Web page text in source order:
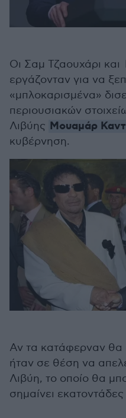
Οι Σαμ Τζαουχάρι
εργάζονταν για να
«μπλοκαρισμένα»
περιουσιακών
Λιβύης Μουαμάρ
κυβέρνηση.
Αν τα κατάφερναν θα
ήταν σε θέση να
Λιβύη, το οποίο θα
σημαίνει